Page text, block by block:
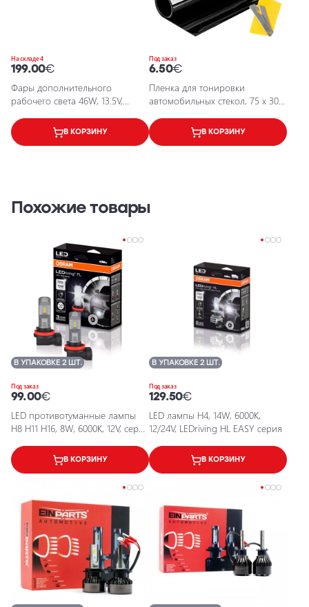
На складе 4
199.00€
Фары дополнительного
рабочего света 46W, 13.5V,
В КОРЗИНУ
Под заказ
6.50€
Пленка для тонировки
автомобильных стекол, 75 х 300
В КОРЗИНУ
Похожие товары
Под заказ
В УПАКОВКЕ 2 ШТ.
99.00€
LED противотуманные лампы
H8 H11 H16, 8W, 6000K, 12V, серия
В КОРЗИНУ
Под заказ
В УПАКОВКЕ 2 ШТ.
129.50€
LED лампы H4, 14W, 6000K,
12/24V, LEDriving HL EASY серия
В КОРЗИНУ